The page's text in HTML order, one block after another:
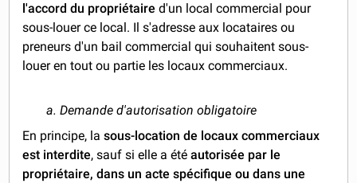
l'accord du propriétaire d'un local commercial pour
sous-louer ce local. Il s'adresse aux locataires ou
preneurs d'un bail commercial qui souhaitent sous-
louer en tout ou partie les locaux commerciaux.
a. Demande d'autorisation obligatoire
En principe, lasous-location de locaux commerciaux
est interdite, sauf si elle a été autorisée par le
propriétaire, dans un acte spécifique ou dans une